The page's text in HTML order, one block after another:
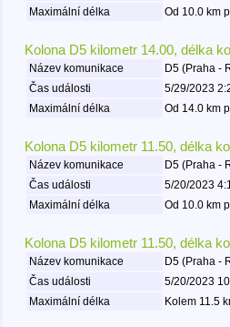
Maximální délka
Od 10.0 km
Kolona D5 kilometr 14.00, délka
Název komunikace
D5 (Praha -
Čas události
5/29/2023
Maximální délka
Od 14.0 km
Kolona D5 kilometr 11.50, délka
Název komunikace
D5 (Praha -
Čas události
5/20/2023
Maximální délka
Od 10.0 km
Kolona D5 kilometr 11.50, délka
Název komunikace
D5 (Praha -
Čas události
5/20/2023
Maximální délka
Kolem 11.5